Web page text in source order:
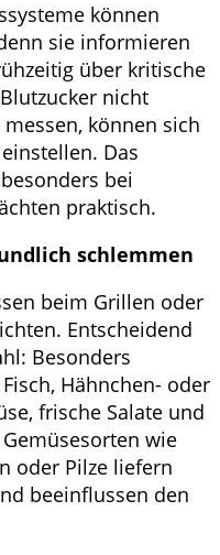
können
sie informieren
über kritische
nicht
können sich
Das
bei
praktisch.
schlemmen
beim Grillen oder
Entscheidend
Besonders
Hähnchen- oder
frische Salate und
wie
oder Pilze liefern
beeinflussen den